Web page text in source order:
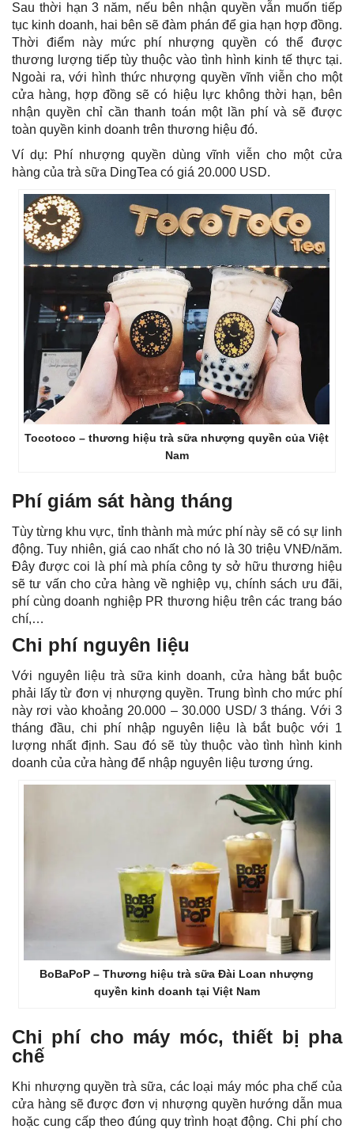
Sau thời hạn 3 năm, nếu bên nhận quyền vẫn muốn tiếp
tục kinh doanh, hai bên sẽ đàm phán để gia hạn hợp đồng.
Thời điểm này mức phí nhượng quyền có thể được
thương lượng tiếp tùy thuộc vào tình hình kinh tế thực tại.
Ngoài ra, với hình thức nhượng quyền vĩnh viễn cho một
cửa hàng, hợp đồng sẽ có hiệu lực không thời hạn, bên
nhận quyền chỉ cần thanh toán một lần phí và sẽ được
toàn quyền kinh doanh trên thương hiệu đó.
Ví dụ: Phí nhượng quyền dùng vĩnh viễn cho một cửa
hàng của trà sữa DingTea có giá 20.000 USD.
Tocotoco – thương hiệu trà sữa nhượng quyền của Việt
Nam
Phí giám sát hàng tháng
Tùy từng khu vực, tỉnh thành mà mức phí này sẽ có sự linh
động. Tuy nhiên, giá cao nhất cho nó là 30 triệu VNĐ/năm.
Đây được coi là phí mà phía công ty sở hữu thương hiệu
sẽ tư vấn cho cửa hàng về nghiệp vụ, chính sách ưu đãi,
phí cùng doanh nghiệp PR thương hiệu trên các trang báo
chí,…
Chi phí nguyên liệu
Với nguyên liệu trà sữa kinh doanh, cửa hàng bắt buộc
phải lấy từ đơn vị nhượng quyền. Trung bình cho mức phí
này rơi vào khoảng 20.000 – 30.000 USD/ 3 tháng. Với 3
tháng đầu, chi phí nhập nguyên liệu là bắt buộc với 1
lượng nhất định. Sau đó sẽ tùy thuộc vào tình hình kinh
doanh của cửa hàng để nhập nguyên liệu tương ứng.
BoBaPoP – Thương hiệu trà sữa Đài Loan nhượng
quyền kinh doanh tại Việt Nam
Chi phí cho máy móc, thiết bị pha
chế
Khi nhượng quyền trà sữa, các loại máy móc pha chế của
cửa hàng sẽ được đơn vị nhượng quyền hướng dẫn mua
hoặc cung cấp theo đúng quy trình hoạt động. Chi phí cho